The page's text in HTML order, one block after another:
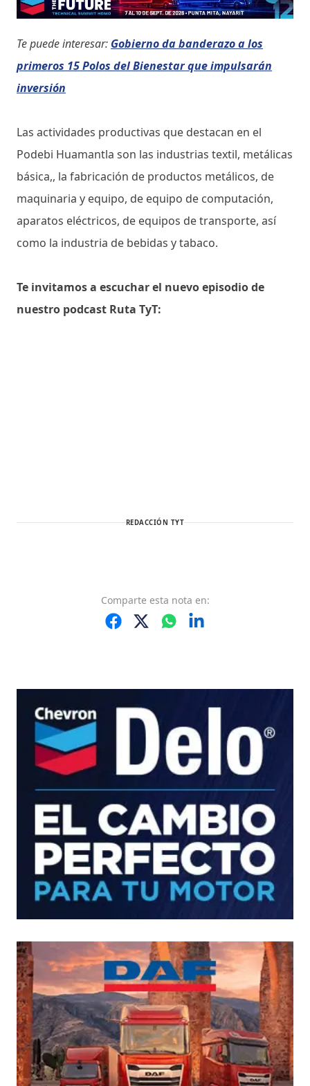
Te puede interesar: Gobierno da banderazo a los
primeros 15 Polos del Bienestar que impulsarán
inversión
Las actividades productivas que destacan en el
Podebi Huamantla son las industrias textil, metálicas
básica,, la fabricación de productos metálicos, de
maquinaria y equipo, de equipo de computación,
aparatos eléctricos, de equipos de transporte, así
como la industria de bebidas y tabaco.
Te invitamos a escuchar el nuevo episodio de
nuestro podcast Ruta TyT:
REDACCIÓN TYT
Comparte esta nota en: